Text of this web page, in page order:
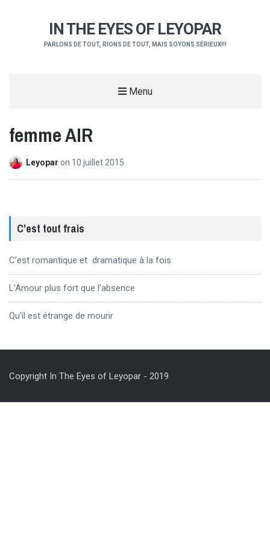
IN THE EYES OF LEYOPAR
PARLONS DE TOUT, RIONS DE TOUT, MAIS SOYONS SÉRIEUX!!!
Menu
femme AIR
Leyopar on 10 juillet 2015
C’est tout frais
C’est romantique et dramatique à la fois
L’Amour plus fort que l’absence
Qu’il est étrange de mourir
Copyright In The Eyes of Leyopar - 2019